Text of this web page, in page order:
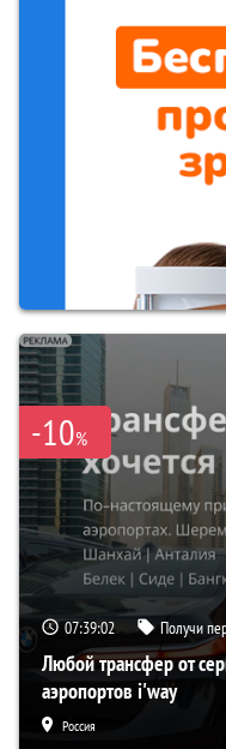
-10%
07:39:01 Получи
Любой трансфер от
аэропортов i'way
Россия